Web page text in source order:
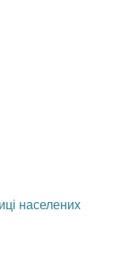
населених